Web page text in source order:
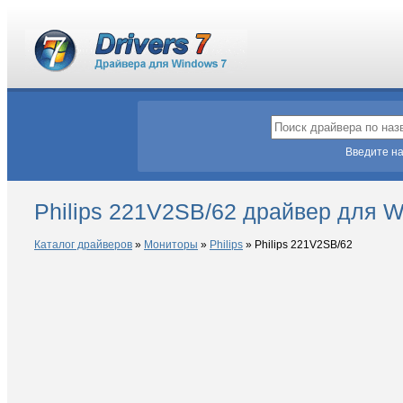
Введите
Philips 221V2SB/62 драйвер для
Каталог драйверов » Мониторы » Philips » Philips 221V2SB/62